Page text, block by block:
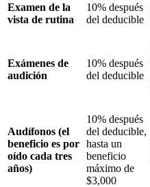
Examen de la
vista de rutina
10% después
del deducible
Exámenes de
audición
10% después
del deducible
Audífonos (el
beneficio es por
oído cada tres
años)
10% después
del deducible,
hasta un
beneficio
máximo de
$3,000